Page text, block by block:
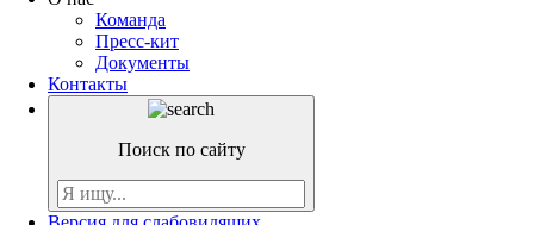
Команда
Пресс-кит
Документы
Контакты
Поиск по сайту